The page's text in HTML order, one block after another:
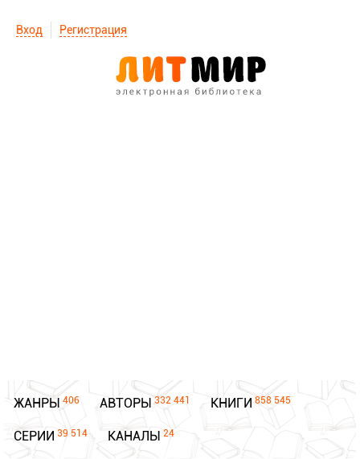
Вход Регистрация
ЖАНРЫ 406 АВТОРЫ 332 441 КНИГИ 858 545
СЕРИИ 39 514 КАНАЛЫ 24